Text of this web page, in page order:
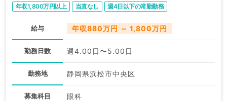
年収1,800万円以上 当直なし 週4日以下の常勤勤務
給与 年収880万円 ～ 1,800万円
勤務日数 週4.00日〜5.00日
勤務地 静岡県浜松市中央区
募集科目 眼科